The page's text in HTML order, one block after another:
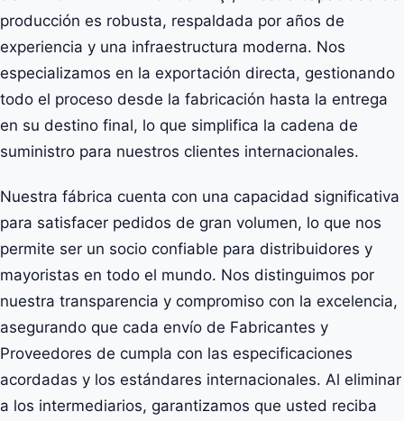
producción es robusta, respaldada por años de
experiencia y una infraestructura moderna. Nos
especializamos en la exportación directa, gestionando
todo el proceso desde la fabricación hasta la entrega
en su destino final, lo que simplifica la cadena de
suministro para nuestros clientes internacionales.
Nuestra fábrica cuenta con una capacidad significativa
para satisfacer pedidos de gran volumen, lo que nos
permite ser un socio confiable para distribuidores y
mayoristas en todo el mundo. Nos distinguimos por
nuestra transparencia y compromiso con la excelencia,
asegurando que cada envío de Fabricantes y
Proveedores de cumpla con las especificaciones
acordadas y los estándares internacionales. Al eliminar
a los intermediarios, garantizamos que usted reciba